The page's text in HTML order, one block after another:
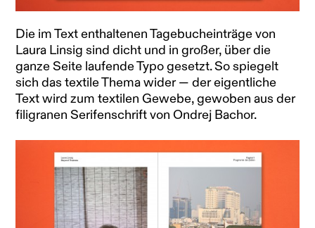
Die im Text enthaltenen Tagebucheinträge von
Laura Linsig sind dicht und in großer, über die
ganze Seite laufende Typo gesetzt. So spiegelt
sich das textile Thema wider — der eigentliche
Text wird zum textilen Gewebe, gewoben aus der
filigranen Serifenschrift von Ondrej Bachor.